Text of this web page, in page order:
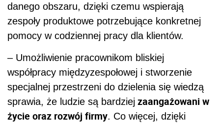
danego obszaru, dzięki czemu wspierają
zespoły produktowe potrzebujące konkretnej
pomocy w codziennej pracy dla klientów.
– Umożliwienie pracownikom bliskiej
współpracy międzyzespołowej i stworzenie
specjalnej przestrzeni do dzielenia się wiedzą
sprawia, że ludzie są bardziej zaangażowani w
życie oraz rozwój firmy. Co więcej, dzięki